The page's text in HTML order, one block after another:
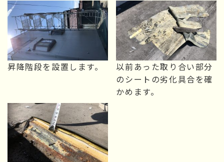
昇降階段を設置します。
以前あった取り合い部分
のシートの劣化具合を確
かめます。